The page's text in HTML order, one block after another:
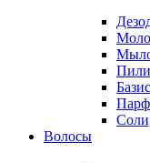
Волосы